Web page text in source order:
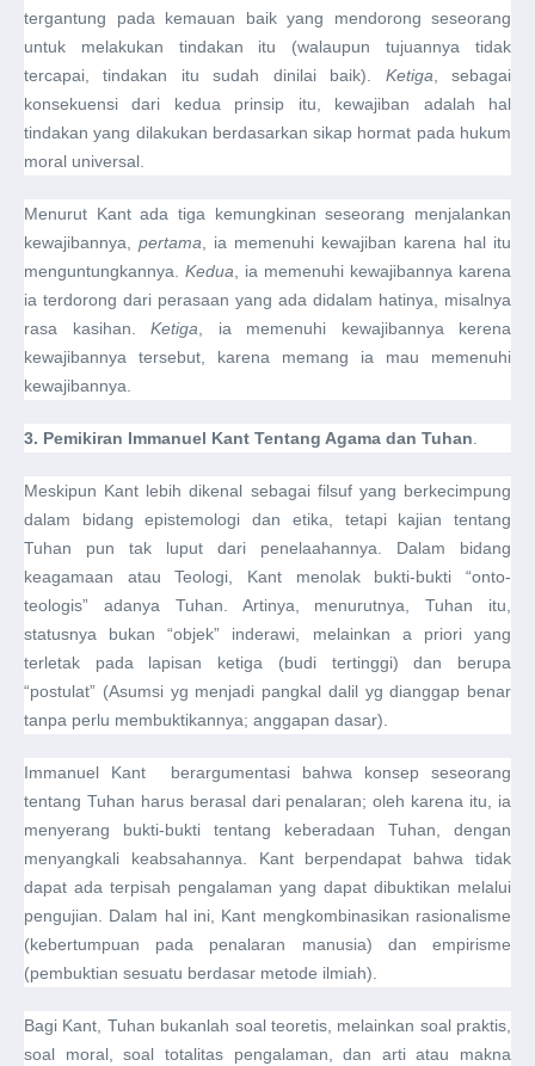
tergantung pada kemauan baik yang mendorong seseorang
untuk melakukan tindakan itu (walaupun tujuannya tidak
tercapai, tindakan itu sudah dinilai baik).
Ketiga , sebagai
konsekuensi dari kedua prinsip itu, kewajiban adalah hal
tindakan yang dilakukan berdasarkan sikap hormat pada hukum
moral universal.
Menurut Kant ada tiga kemungkinan seseorang menjalankan
kewajibannya,
pertama , ia memenuhi kewajiban karena hal itu
menguntungkannya.
Kedua , ia memenuhi kewajibannya karena
ia terdorong dari perasaan yang ada didalam hatinya, misalnya
rasa kasihan.
Ketiga , ia memenuhi kewajibannya kerena
kewajibannya tersebut, karena memang ia mau memenuhi
kewajibannya.
3. Pemikiran Immanuel Kant Tentang Agama dan Tuhan
Meskipun Kant lebih dikenal sebagai filsuf yang berkecimpung
dalam bidang epistemologi dan etika, tetapi kajian tentang
Tuhan pun tak luput dari penelaahannya. Dalam bidang
keagamaan atau Teologi, Kant menolak bukti-bukti “onto-
teologis” adanya Tuhan. Artinya, menurutnya, Tuhan itu,
statusnya bukan “objek” inderawi, melainkan a priori yang
terletak pada lapisan ketiga (budi tertinggi) dan berupa
“postulat” (Asumsi yg menjadi pangkal dalil yg dianggap benar
tanpa perlu membuktikannya; anggapan dasar)
Immanuel Kant berargumentasi bahwa konsep seseorang
tentang Tuhan harus berasal dari penalaran; oleh karena itu, ia
menyerang bukti-bukti tentang keberadaan Tuhan, dengan
menyangkali keabsahannya. Kant berpendapat bahwa tidak
dapat ada terpisah pengalaman yang dapat dibuktikan melalui
pengujian. Dalam hal ini, Kant mengkombinasikan rasionalisme
(kebertumpuan pada penalaran manusia) dan empirisme
(pembuktian sesuatu berdasar metode ilmiah).
Bagi Kant, Tuhan bukanlah soal teoretis, melainkan soal praktis,
soal moral, soal totalitas pengalaman, dan arti atau makna